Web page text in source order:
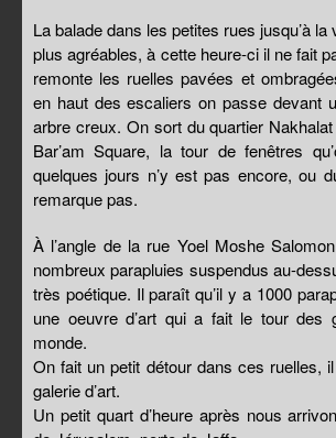
La balade dans les petites rues jusqu’à la
plus agréables, à cette heure-ci il ne fait
remonte les ruelles pavées et
en haut des escaliers on passe devant
arbre creux. On sort du quartier
Bar’am Square, la tour de fenêtres
quelques jours n’y est pas encore, ou
remarque pas.
À l’angle de la rue Yoel Moshe
nombreux parapluies suspendus au-
très poétique. Il paraît qu’il y a 1000
une oeuvre d’art qui a fait le tour des
monde.
On fait un petit détour dans ces ruelles,
galerie d’art.
Un petit quart d’heure après nous